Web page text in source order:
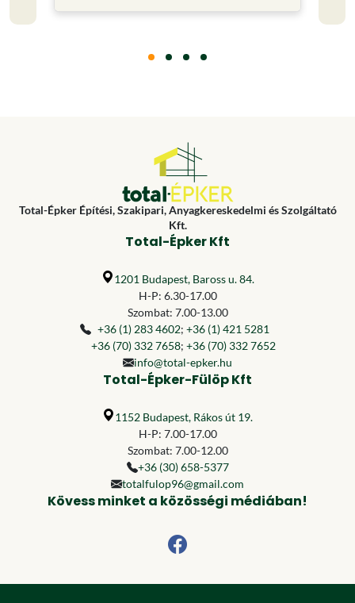
Total-Épker Építési, Szakipari, Anyagkereskedelmi és Szolgáltató
Kft.
Total-Épker Kft
1201 Budapest, Baross u. 84.
H-P: 6.30-17.00
Szombat: 7.00-13.00
+36 (1) 283 4602; +36 (1) 421 5281
+36 (70) 332 7658; +36 (70) 332 7652
info@total-epker.hu
Total-Épker-Fülöp Kft
1152 Budapest, Rákos út 19.
H-P: 7.00-17.00
Szombat: 7.00-12.00
+36 (30) 658-5377
totalfulop96@gmail.com
Kövess minket a közösségi médiában!